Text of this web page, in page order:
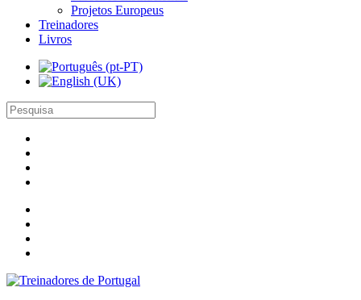
Projetos Europeus
Treinadores
Livros